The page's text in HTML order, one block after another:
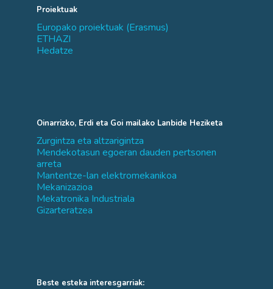
Proiektuak
Europako proiektuak (Erasmus)
ETHAZI
Hedatze
Oinarrizko, Erdi eta Goi mailako Lanbide Heziketa
Zurgintza eta altzarigintza
Mendekotasun egoeran dauden pertsonen
arreta
Mantentze-lan elektromekanikoa
Mekanizazioa
Mekatronika Industriala
Gizarteratzea
Beste esteka interesgarriak: